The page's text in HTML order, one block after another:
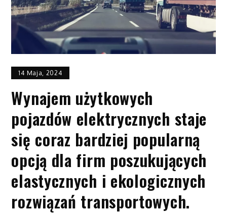
14 Maja, 2024
Wynajem użytkowych
pojazdów elektrycznych staje
się coraz bardziej popularną
opcją dla firm poszukujących
elastycznych i ekologicznych
rozwiązań transportowych.